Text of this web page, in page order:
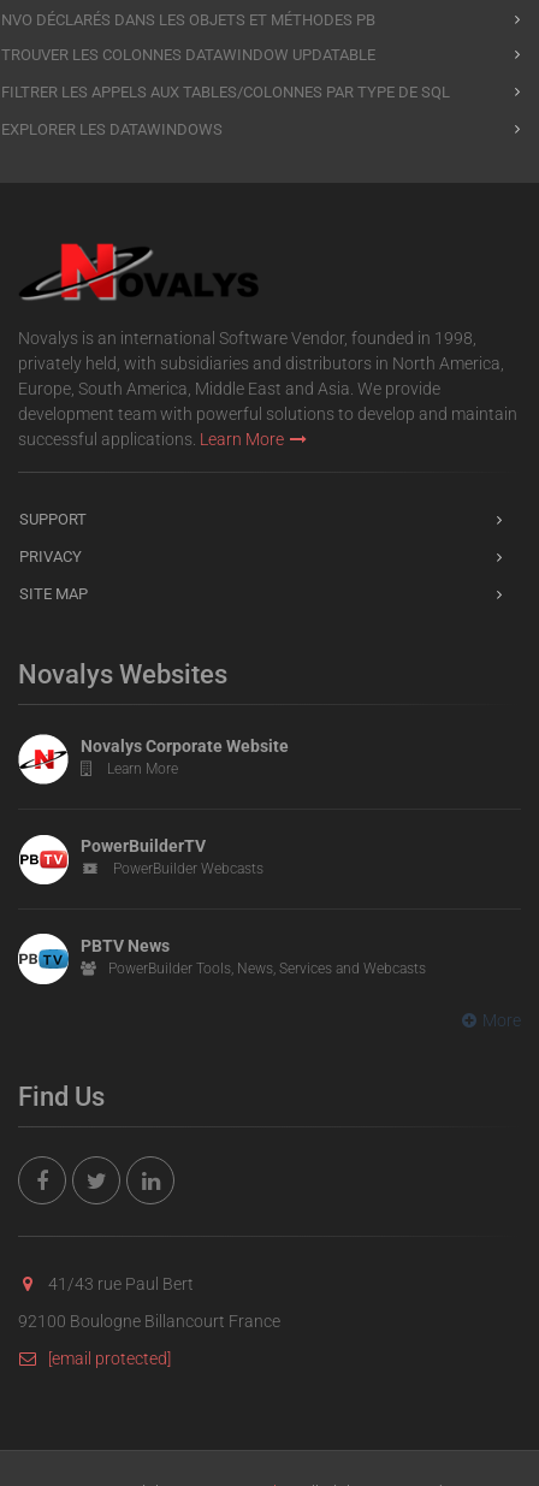
NVO DÉCLARÉS DANS LES OBJETS ET MÉTHODES PB
TROUVER LES COLONNES DATAWINDOW UPDATABLE
FILTRER LES APPELS AUX TABLES/COLONNES PAR TYPE DE SQL
EXPLORER LES DATAWINDOWS
Novalys is an international Software Vendor, founded in 1998,
privately held, with subsidiaries and distributors in North America,
Europe, South America, Middle East and Asia. We provide
development team with powerful solutions to develop and maintain
successful applications. Learn More
SUPPORT
PRIVACY
SITE MAP
Novalys Websites
Novalys Corporate Website
Learn More
PowerBuilderTV
PowerBuilder Webcasts
PBTV News
PowerBuilder Tools, News, Services and Webcasts
More
Find Us
41/43 rue Paul Bert
92100 Boulogne Billancourt France
[email protected]